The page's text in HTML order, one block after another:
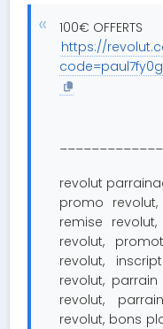
100€ OFFERTS
https://
revolut
promo
remise
revolut,
revolut,
revolut,
revolut,
revolut, bons